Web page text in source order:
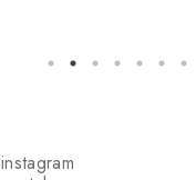
instagram